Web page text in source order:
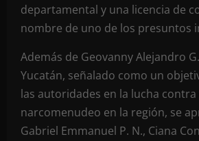
departamental y una licencia de
nombre de uno de los presuntos
Además de Geovanny Alejandro
Yucatán, señalado como un
las autoridades en la lucha contra
narcomenudeo en la región, se
Gabriel Emmanuel P. N., Ciana